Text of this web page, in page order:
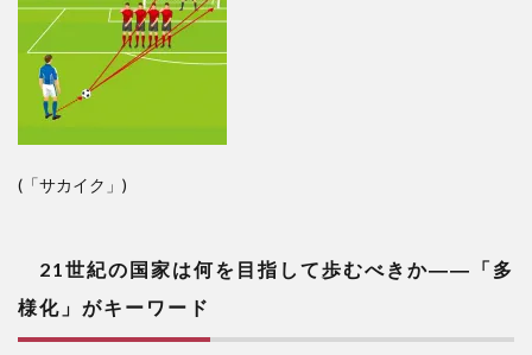
(「サカイク」)
21世紀の国家は何を目指して歩むべきか――「多
様化」がキーワード